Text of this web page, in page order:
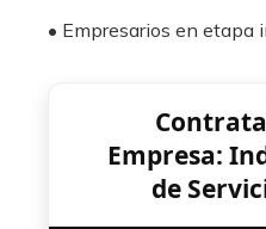
• Empresarios en etapa
Empresa:
de